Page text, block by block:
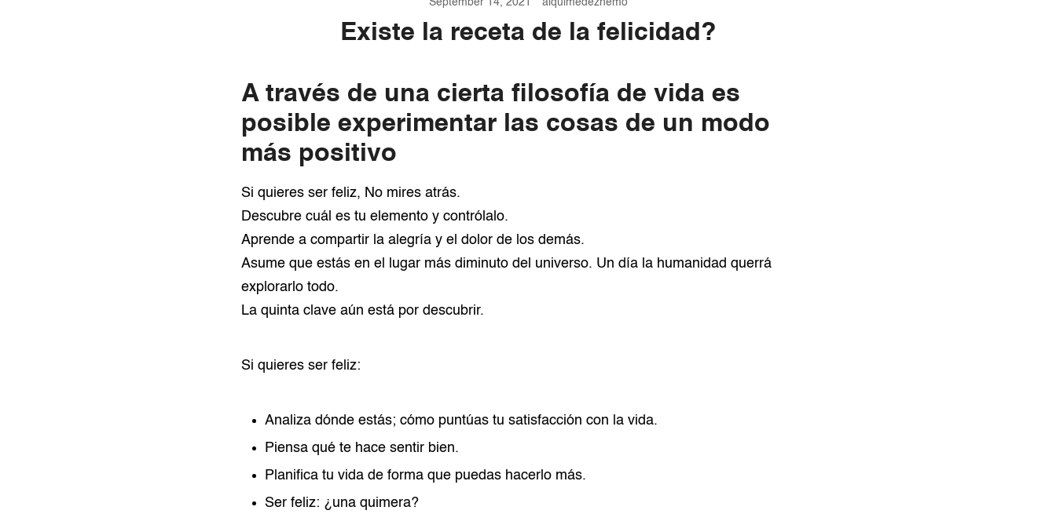
September 14, 2021 alquimedezhemo
Existe la receta de la felicidad?
A través de una cierta filosofía de vida es
posible experimentar las cosas de un modo
más positivo
Si quieres ser feliz, No mires atrás.
Descubre cuál es tu elemento y contrólalo.
Aprende a compartir la alegría y el dolor de los demás.
Asume que estás en el lugar más diminuto del universo. Un día la humanidad querrá
explorarlo todo.
La quinta clave aún está por descubrir.
Si quieres ser feliz:
Analiza dónde estás; cómo puntúas tu satisfacción con la vida.
Piensa qué te hace sentir bien.
Planifica tu vida de forma que puedas hacerlo más.
Ser feliz: ¿una quimera?